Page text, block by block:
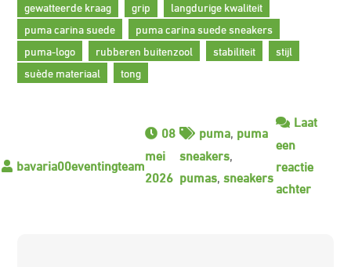
gewatteerde kraag grip
langdurige kwaliteit
puma carina suede
puma carina suede sneakers
puma-logo
rubberen buitenzool stabiliteit
stijl
suède materiaal
tong
08
mei
2026
puma, puma
sneakers,
pumas, sneakers
Laat
een
reactie
achterop